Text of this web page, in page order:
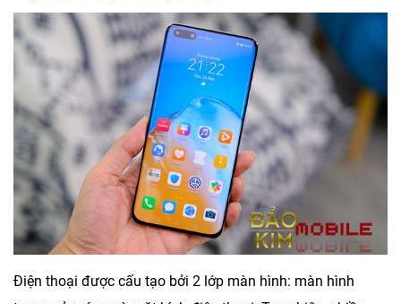
Điện thoại được cấu tạo bởi 2 lớp màn hình: màn hình